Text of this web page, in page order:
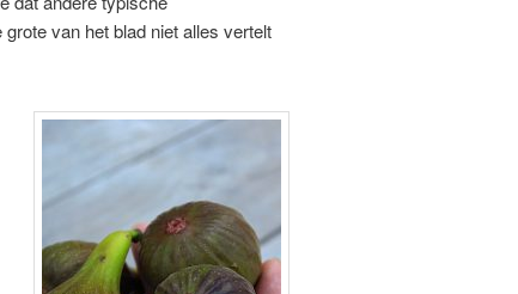
van het blad niet alles vertelt